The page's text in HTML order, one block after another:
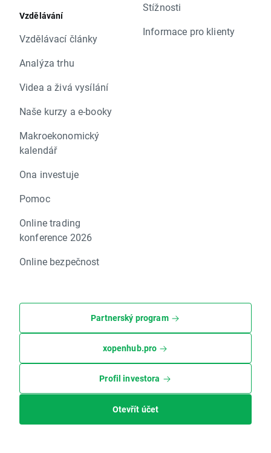
Vzdělávání
Vzdělávací články
Analýza trhu
Videa a živá vysílání
Naše kurzy a e-booky
Makroekonomický
kalendář
Ona investuje
Pomoc
Online trading
konference 2026
Online bezpečnost
Stížnosti
Informace pro klienty
Partnerský program
xopenhub.pro
Profil investora
Otevřít účet